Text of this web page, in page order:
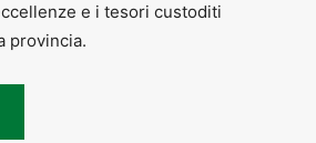
e i tesori custoditi
provincia.